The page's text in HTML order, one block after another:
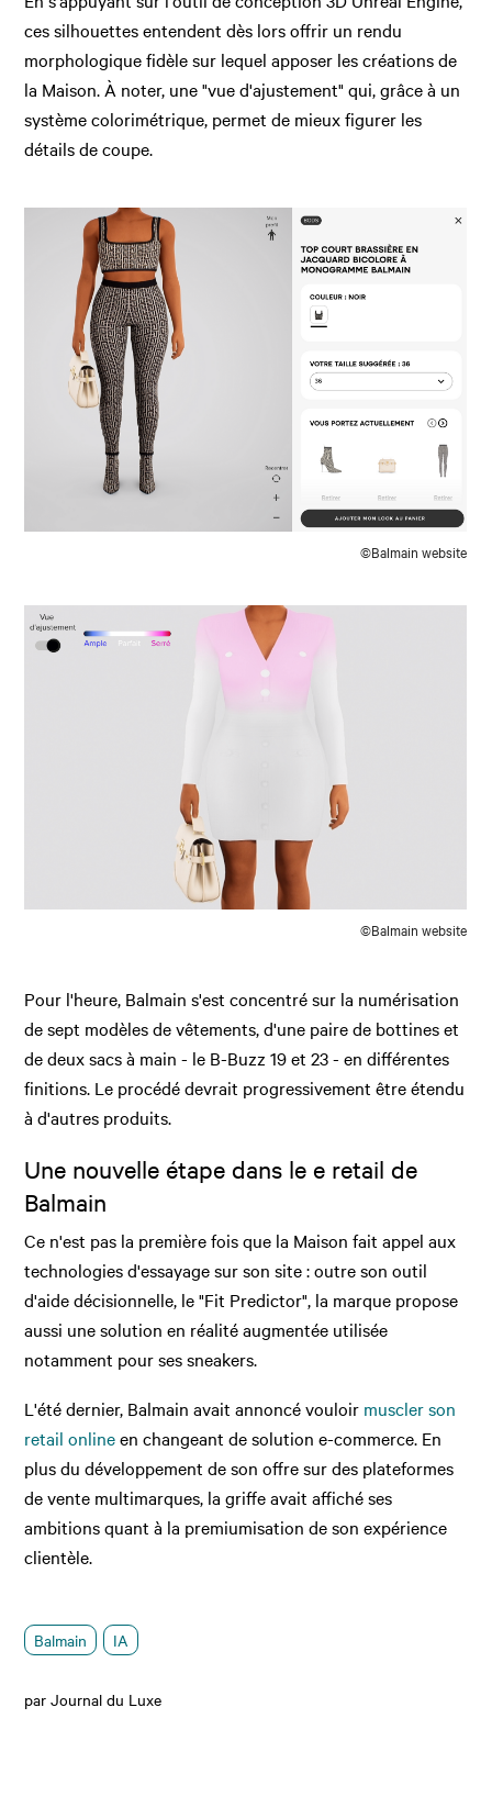
ces silhouettes entendent dès lors offrir un rendu
morphologique fidèle sur lequel apposer les créations de
la Maison. À noter, une "vue d'ajustement" qui, grâce à un
système colorimétrique, permet de mieux figurer les
détails de coupe.
©Balmain website
©Balmain website
Pour l'heure, Balmain s'est concentré sur la numérisation
de sept modèles de vêtements, d'une paire de bottines et
de deux sacs à main - le B-Buzz 19 et 23 - en différentes
finitions. Le procédé devrait progressivement être étendu
à d'autres produits.
Une nouvelle étape dans le e retail de
Balmain
Ce n'est pas la première fois que la Maison fait appel aux
technologies d'essayage sur son site : outre son outil
d'aide décisionnelle, le "Fit Predictor", la marque propose
aussi une solution en réalité augmentée utilisée
notamment pour ses sneakers.
L'été dernier, Balmain avait annoncé vouloir muscler son
retail onlineen changeant de solution e-commerce. En
plus du développement de son offre sur des plateformes
de vente multimarques, la griffe avait affiché ses
ambitions quant à la premiumisation de son expérience
clientèle.
Balmain IA
par Journal du Luxe